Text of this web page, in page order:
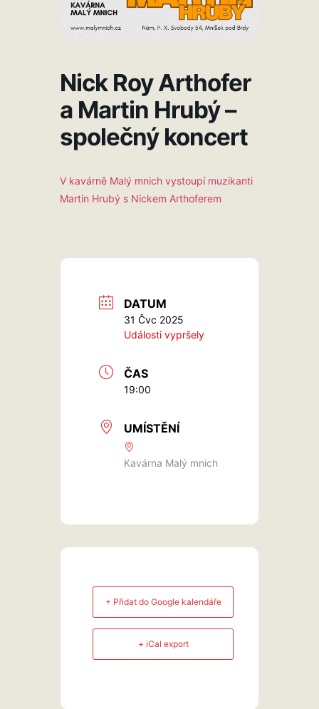
Nick Roy Arthofer
a Martin Hrubý –
společný koncert
V kavárně Malý mnich vystoupí muzikanti
Martin Hrubý s Nickem Arthoferem
DATUM
31 Čvc 2025
Události vypršely
ČAS
19:00
UMÍSTĚNÍ
Kavárna Malý mnich
+ Přidat do Google kalendáře
+ iCal export